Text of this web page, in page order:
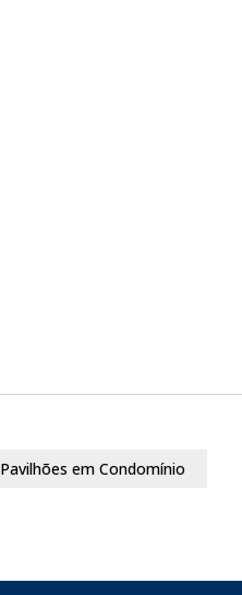
Pavilhões em Condomínio